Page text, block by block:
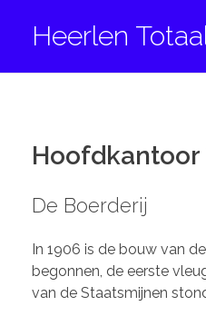
Heerlen
FACEBOOK
De Boerderij
In 1906 is de bouw van
begonnen, de eerste
van de Staatsmijnen